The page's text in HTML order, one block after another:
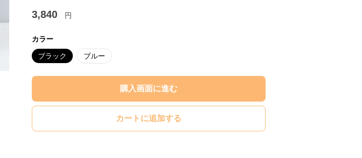
3,840 円
カラー
ブラック ブルー
購入画面に進む
カートに追加する